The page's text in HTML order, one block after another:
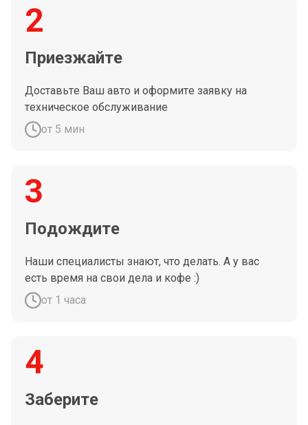
2
Приезжайте
Доставьте Ваш авто и оформите заявку на
техническое обслуживание
от 5 мин
3
Подождите
Наши специалисты знают, что делать. А у вас
есть время на свои дела и кофе :)
от 1 часа
4
Заберите